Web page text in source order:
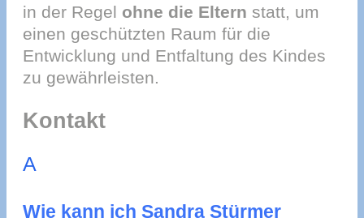
in der Regel ohne die Eltern statt, um
einen geschützten Raum für die
Entwicklung und Entfaltung des Kindes
zu gewährleisten.
Kontakt
A
Wie kann ich Sandra Stürmer